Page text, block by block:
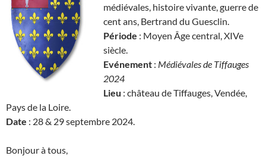
médiévales, histoire vivante, guerre de
cent ans, Bertrand du Guesclin.
Période : Moyen Âge central, XIVe
siècle.
Evénement : Médiévales de Tiffauges
2024
Lieu : château de Tiffauges, Vendée,
Pays de la Loire.
Date : 28 & 29 septembre 2024.
Bonjour à tous,